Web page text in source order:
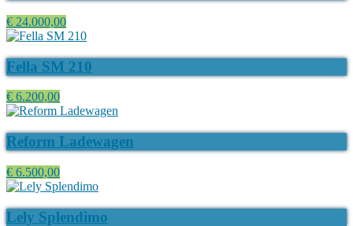
€ 24.000,00
Fella SM 210
€ 6.200,00
Reform Ladewagen
€ 6.500,00
Lely Splendimo